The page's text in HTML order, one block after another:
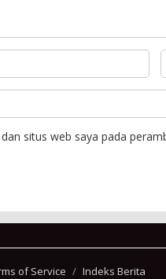
situs web saya pada
of Service Indeks Berita